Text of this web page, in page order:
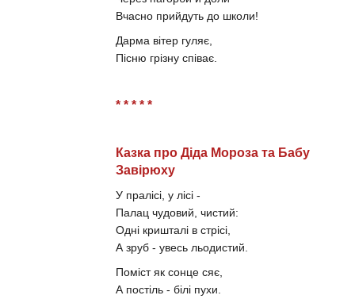
Вчасно прийдуть до школи!
Дарма вітер гуляє,
Пісню грізну співає.
* * * * *
Казка про Діда Мороза та Бабу
Завірюху
У пралісі, у лісі -
Палац чудовий, чистий:
Одні кришталі в стрісі,
А зруб - увесь льодистий.
Поміст як сонце сяє,
А постіль - білі пухи.